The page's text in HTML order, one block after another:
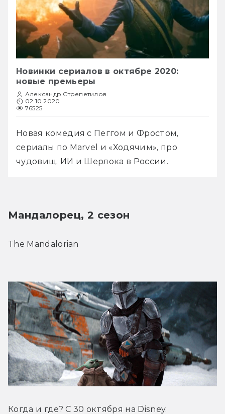
Новинки сериалов в октябре 2020:
новые премьеры
Александр Стрепетилов
02.10.2020
76525
Новая комедия с Пеггом и Фростом,
сериалы по Marvel и «Ходячим», про
чудовищ, ИИ и Шерлока в России.
Мандалорец, 2 сезон
The Mandalorian
Когда и где? С 30 октября на Disney.